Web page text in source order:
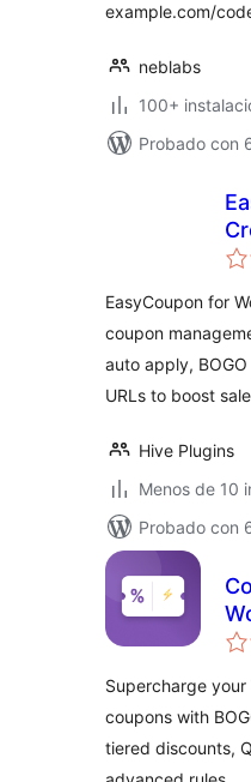
example.com/
neblabs
100+
Probado con
EasyCoupon for
coupon
auto apply,
URLs to boost
Hive Plugins
Menos de 10
Probado con
Supercharge your
coupons with
tiered discounts,